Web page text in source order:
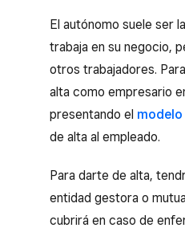
El autónomo suele ser
trabaja en su negocio,
otros trabajadores.
alta como empresario
presentando el modelo
de alta al empleado.
Para darte de alta,
entidad gestora o
cubrirá en caso de